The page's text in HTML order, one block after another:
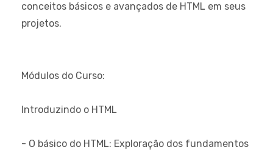
conceitos básicos e avançados de HTML em seus
projetos.
Módulos do Curso:
Introduzindo o HTML
- O básico do HTML: Exploração dos fundamentos